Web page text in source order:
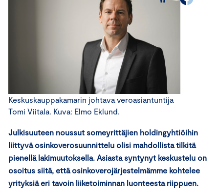
Keskuskauppakamarin johtava veroasiantuntija
Tomi Viitala. Kuva: Elmo Eklund.
Julkisuuteen noussut someyrittäjien holdingyhtiöihin
liittyvä osinkoverosuunnittelu olisi mahdollista tilkitä
pienellä lakimuutoksella. Asiasta syntynyt keskustelu on
osoitus siitä, että osinkoverojärjestelmämme kohtelee
yrityksiä eri tavoin liiketoiminnan luonteesta riippuen.